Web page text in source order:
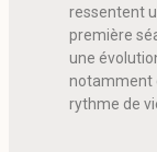
ressentent
première
une
notamment
rythme de